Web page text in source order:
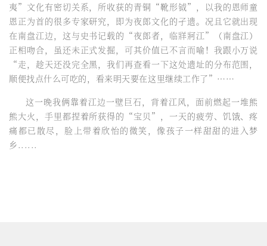
夷”文化有密切关系，所收获的青铜“靴形钺”，以我的恩师童
恩正为首的很多专家研究，即为夜郎文化的孑遗。况且它就出现
在南盘江边，这与史书记载的“夜郎者，临牂牁江”（南盘江）
正相吻合，虽还未正式发掘，可其价值已不言而喻！我跟小万说
“走，趁天还没完全黑，我们再查看一下这处遗址的分布范围，
顺便找点什么可吃的，看来明天要在这里继续工作了”……
这一晚我俩靠着江边一壁巨石，背着江风，面前燃起一堆熊
熊大火，手里都捏着所获得的“宝贝”，一天的疲劳、饥饿、疼
痛都已散尽，脸上带着欣怡的微笑，像孩子一样甜甜的进入梦
乡......